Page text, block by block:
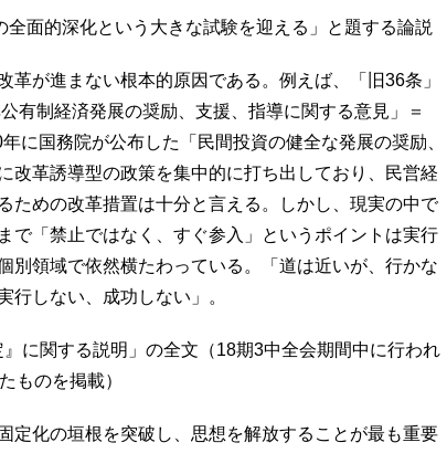
面的深化という大きな試験を迎える」と題する論説
革が進まない根本的原因である。例えば、「旧36条」
有制経済発展の奨励、支援、指導に関する意見」＝
に国務院が公布した「民間投資の健全な発展の奨励、
改革誘導型の政策を集中的に打ち出しており、民営経
ための改革措置は十分と言える。しかし、現実の中で
で「禁止ではなく、すぐ参入」というポイントは実行
別領域で依然横たわっている。「道は近いが、行かな
行しない、成功しない」。
に関する説明」の全文（18期3中全会期間中に行われ
ものを掲載）
定化の垣根を突破し、思想を解放することが最も重要